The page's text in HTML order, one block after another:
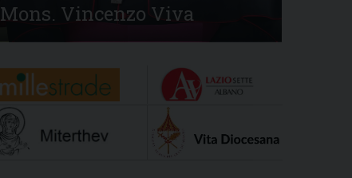
Mons. Vincenzo Viva